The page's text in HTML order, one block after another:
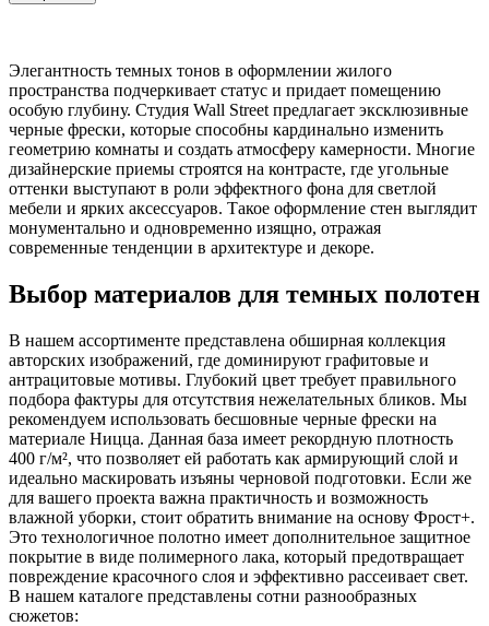
Элегантность темных тонов в оформлении жилого
пространства подчеркивает статус и придает помещению
особую глубину. Студия Wall Street предлагает эксклюзивные
черные фрески, которые способны кардинально изменить
геометрию комнаты и создать атмосферу камерности. Многие
дизайнерские приемы строятся на контрасте, где угольные
оттенки выступают в роли эффектного фона для светлой
мебели и ярких аксессуаров. Такое оформление стен выглядит
монументально и одновременно изящно, отражая
современные тенденции в архитектуре и декоре.
Выбор материалов для темных полотен
В нашем ассортименте представлена обширная коллекция
авторских изображений, где доминируют графитовые и
антрацитовые мотивы. Глубокий цвет требует правильного
подбора фактуры для отсутствия нежелательных бликов. Мы
рекомендуем использовать бесшовные черные фрески на
материале Ницца. Данная база имеет рекордную плотность
400 г/м², что позволяет ей работать как армирующий слой и
идеально маскировать изъяны черновой подготовки. Если же
для вашего проекта важна практичность и возможность
влажной уборки, стоит обратить внимание на основу Фрост+.
Это технологичное полотно имеет дополнительное защитное
покрытие в виде полимерного лака, который предотвращает
повреждение красочного слоя и эффективно рассеивает свет.
В нашем каталоге представлены сотни разнообразных
сюжетов: